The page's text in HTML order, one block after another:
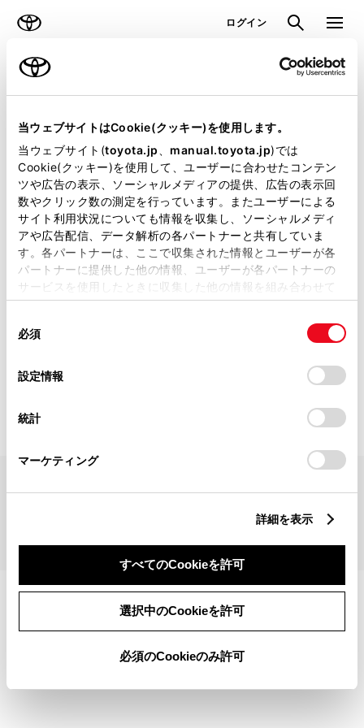
当ウェブサイトはCookie(クッキー)を使用します。
当ウェブサイト(toyota.jp manual.toyota.jp)では
Cookie(クッキー)を使用して、ユーザーに合わせたコンテン
ツや広告の表示、ソーシャルメディアの提供、広告の表示回
数やクリック数の測定を行っています。またユーザーによる
サイト利用状況についても情報を収集し、ソーシャルメディ
アや広告配信、データ解析の各パートナーと共有していま
す。各パートナーは、ここで収集された情報とユーザーが各
パートナーに提供した他の情報、ユーザーが各パートナーの
サービスを使用したときに収集した他の情報を組み合わせて
使用することがあります。当ウェブサイトの使用を続行する
デバイスにすべてのCookie(クッキー)が保存されることに同
意したことになります。Cookie(クッキー)のオプトアウト、
設定の変更、同意を撤回したりするにあたっては、当社の
「Cookie（クッキー）情報の取り扱いについて
」をご覧くだ
必須
設定情報
統計
マーケティング
詳細を表示
すべてのCookieを許可
選択中のCookieを許可
必須のCookieのみ許可
ログイン 検索 メニュ
ラインアップ トピックス
見積りシミュレーション
見積りシミュレーションのデータが
正常に取得できませんでした。
詳しくは販売店までお問合せくださ
い。
（2-31-4）
見積りシミュレーショントップへ
TOYOTAアカウント利用規約反社会的勢力に対する基本方針企業情報
©1995-2026 TOYOTA MOTOR CORPORATION. ALL RIGHTS RESERVED.